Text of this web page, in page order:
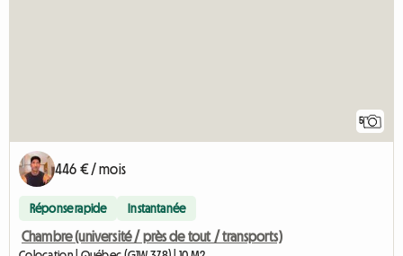
5
446 € / mois
Réponse rapide Instantanée
Chambre (université / près de tout / transports)